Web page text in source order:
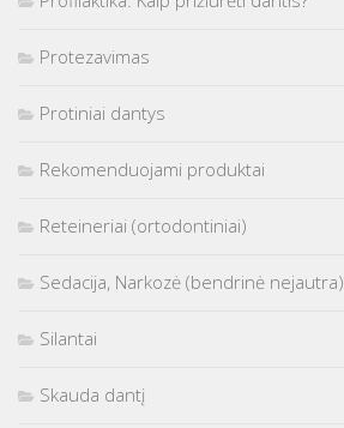
Protezavimas
Protiniai dantys
Rekomenduojami produktai
Reteineriai (ortodontiniai)
Sedacija, Narkozė (bendrinė nejautra)
Silantai
Skauda dantį